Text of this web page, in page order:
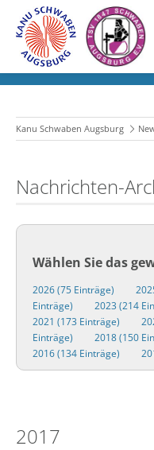
Kanu Schwaben Augsburg
Nachrichten-
Wählen Sie das
2026 (75 Einträge)
Einträge)
2023 (214
2021 (173 Einträge)
Einträge)
2018 (150
2016 (134 Einträge)
2017